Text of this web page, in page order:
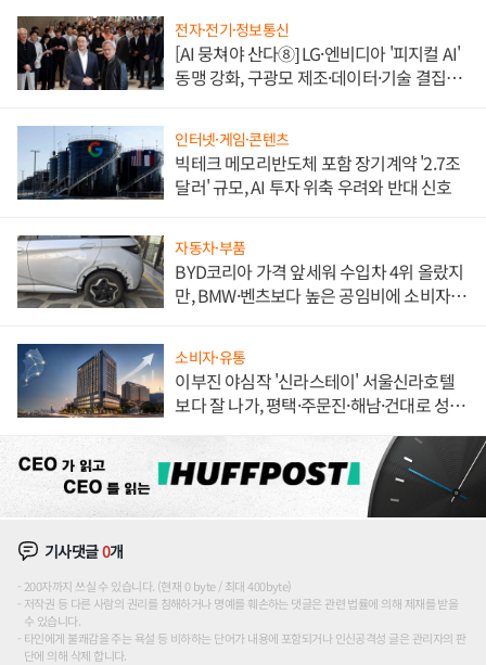
전자·전기·정보통신
[AI 뭉쳐야 산다⑧] LG·엔비디아 '피지컬 AI'
동맹 강화, 구광모 제조·데이터·기술 결집
인터넷·게임·콘텐츠
빅테크 메모리반도체 포함 장기계약 '2.7조
달러' 규모, AI 투자 위축 우려와 반대 신호
자동차·부품
BYD코리아 가격 앞세워 수입차 4위 올랐지
만, BMW·벤츠보다 높은 공임비에 소비자
소비자·유통
이부진 야심작 '신라스테이' 서울신라호텔
보다 잘 나가, 평택·주문진·해남·건대로 성
기사댓글0개
200자까지 쓰실 수 있습니다. (현재 0 byte / 최대 400byte)
저작권 등 다른 사람의 권리를 침해하거나 명예를 훼손하는 댓글은 관련 법률에 의해 제재를 받을
수 있습니다.
타인에게 불쾌감을 주는 욕설 등 비하하는 단어가 내용에 포함되거나 인신공격성 글은 관리자의 판
단에 의해 삭제 합니다.